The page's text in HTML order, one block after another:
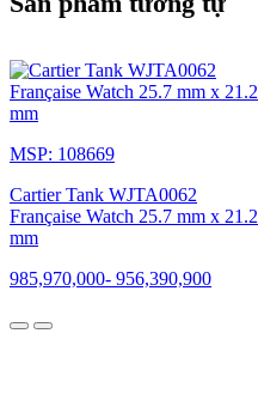
MSP: 108669
Cartier Tank WJTA0062
Française Watch 25.7 mm x 21.2
mm
985,970,000- 956,390,900